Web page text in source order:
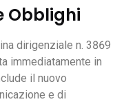
Obblighi
dirigenziale n. 3869
immediatamente in
il nuovo
e di